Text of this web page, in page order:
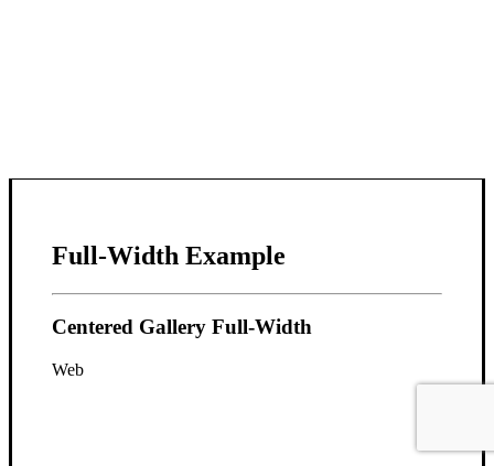
Full-Width Example
Centered Gallery Full-Width
Web